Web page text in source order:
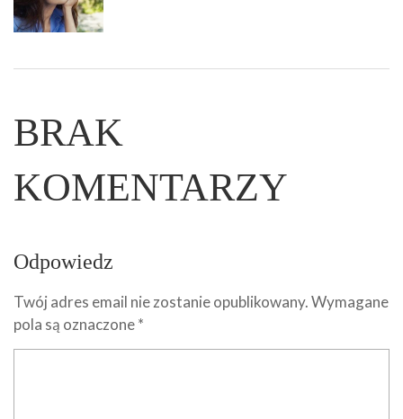
BRAK
KOMENTARZY
Odpowiedz
Twój adres email nie zostanie opublikowany.Wymagane
pola są oznaczone*